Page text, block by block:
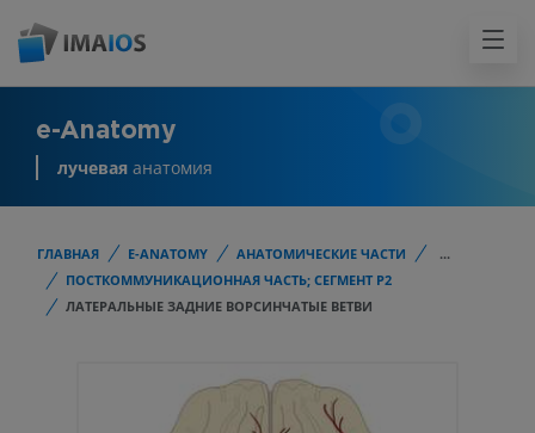
e-Anatomy
лучевая анатомия
ГЛАВНАЯ E-ANATOMY АНАТОМИЧЕСКИЕ ЧАСТИ
...
ПОСТКОММУНИКАЦИОННАЯ ЧАСТЬ; СЕГМЕНТ Р2
ЛАТЕРАЛЬНЫЕ ЗАДНИЕ ВОРСИНЧАТЫЕ ВЕТВИ